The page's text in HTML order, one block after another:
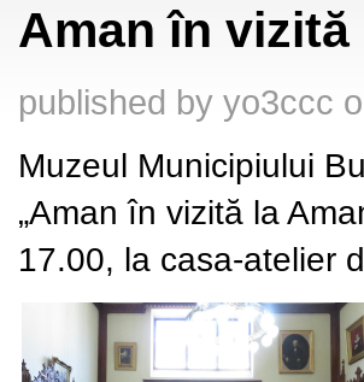
Aman în vizită
published by yo3ccc
Muzeul Municipiului
„Aman în vizită la
17.00, la casa-atelier